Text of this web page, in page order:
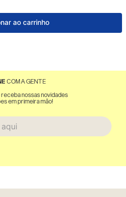
ao carrinho
COM A GENTE
nossas novidades
em primeira mão!